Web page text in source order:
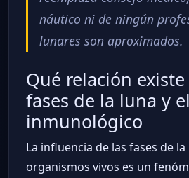
náutico ni de ningún
lunares son aproximados.
Qué relación
fases de la luna y
inmunológico
La influencia de las fases de
organismos vivos es un